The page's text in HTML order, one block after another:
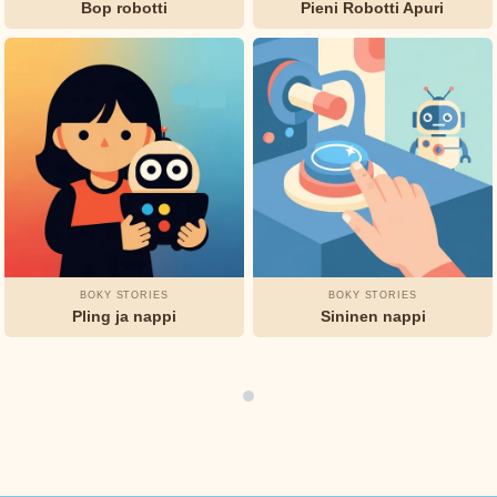
Ystävyys
Rohkeus
Rehellisyys
TUNNELMA
FORMAATTI
Iltasadut
Klassikoita
Huumori
Mysteerit
Stories
Charles
Perrault
Elsa
Beskow
George
Haven
Putnam
Bop robotti Pieni Robotti Apuri
BOKY STORIES
Pling ja nappi
BOKY STORIES
Sininen nappi